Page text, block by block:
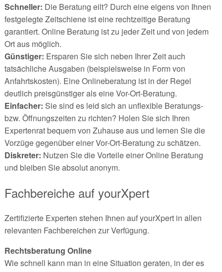
Schneller: Die Beratung eilt? Durch eine eigens von Ihnen
festgelegte Zeitschiene ist eine rechtzeitige Beratung
garantiert. Online Beratung ist zu jeder Zeit und von jedem
Ort aus möglich.
Günstiger: Ersparen Sie sich neben Ihrer Zeit auch
tatsächliche Ausgaben (beispielsweise in Form von
Anfahrtskosten). Eine Onlineberatung ist in der Regel
deutlich preisgünstiger als eine Vor-Ort-Beratung.
Einfacher: Sie sind es leid sich an unflexible Beratungs-
bzw. Öffnungszeiten zu richten? Holen Sie sich Ihren
Expertenrat bequem von Zuhause aus und lernen Sie die
Vorzüge gegenüber einer Vor-Ort-Beratung zu schätzen.
Diskreter: Nutzen Sie die Vorteile einer Online Beratung
und bleiben Sie absolut anonym.
Fachbereiche auf yourXpert
Zertifizierte Experten stehen Ihnen auf yourXpert in allen
relevanten Fachbereichen zur Verfügung.
Rechtsberatung Online
Wie schnell kann man in eine Situation geraten, in der es